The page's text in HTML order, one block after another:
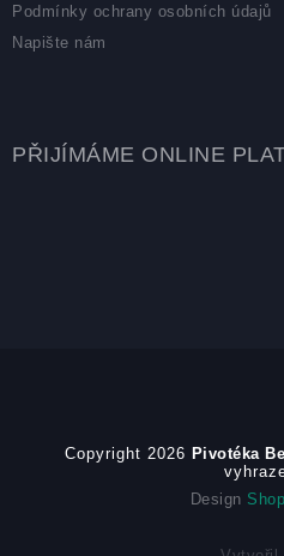
Podmínky ochrany osobních údajů
Napište nám
PŘIJÍMÁME ONLINE
Copyright 2026 Pivotéka
Design